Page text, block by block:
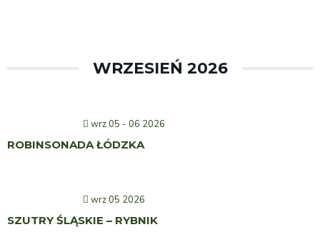
WRZESIEŃ 2026
wrz 05 - 06 2026
ROBINSONADA ŁÓDZKA
wrz 05 2026
SZUTRY ŚLĄSKIE – RYBNIK